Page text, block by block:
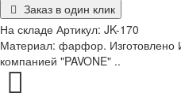
Заказ в один клик
На складе Артикул: JK-170
Материал: фарфор. Изготовлено
компанией "PAVONE" ..